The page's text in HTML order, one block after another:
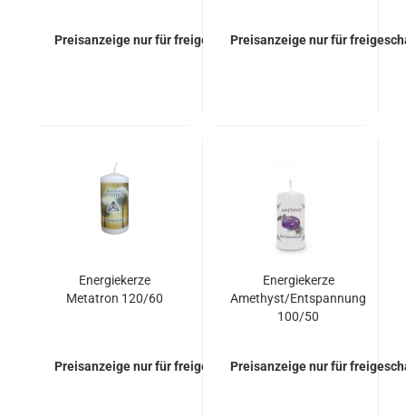
Preisanzeige nur für freigeschaltete Kunden
Preisanzeige nur für
Energiekerze
Metatron 120/60
Preisanzeige nur für freigeschaltete Kunden
Energiekerze
Amethyst/Entspannung
100/50
Preisanzeige nur für